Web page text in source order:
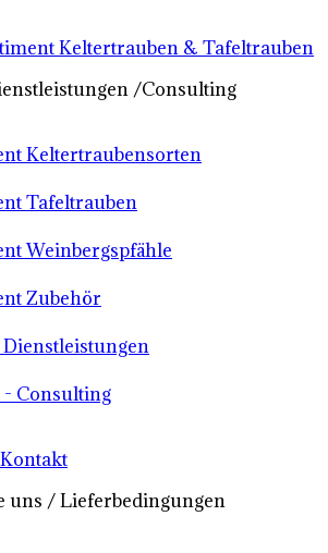
Keltertrauben & Tafeltrauben
/Consulting
Keltertraubensorten
Tafeltrauben
Weinbergspfähle
Zubehör
- Consulting
uns / Lieferbedingungen